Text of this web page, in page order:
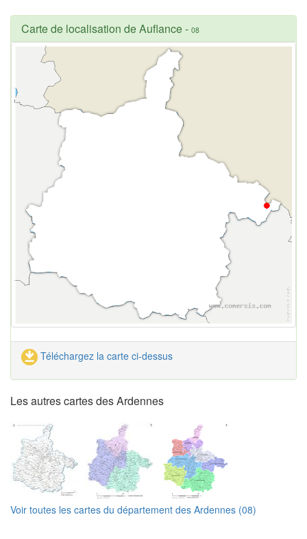
Carte de localisation de Auflance- 08
Téléchargez la carte ci-dessus
Les autres cartes des Ardennes
Voir toutes les cartes du département des Ardennes (08)